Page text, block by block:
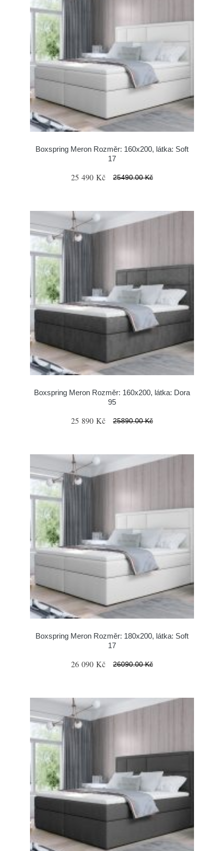
Boxspring Meron Rozměr: 160x200, látka: Soft
17
25 490 Kč 25490.00 Kč
Boxspring Meron Rozměr: 160x200, látka: Dora
95
25 890 Kč 25890.00 Kč
Boxspring Meron Rozměr: 180x200, látka: Soft
17
26 090 Kč 26090.00 Kč